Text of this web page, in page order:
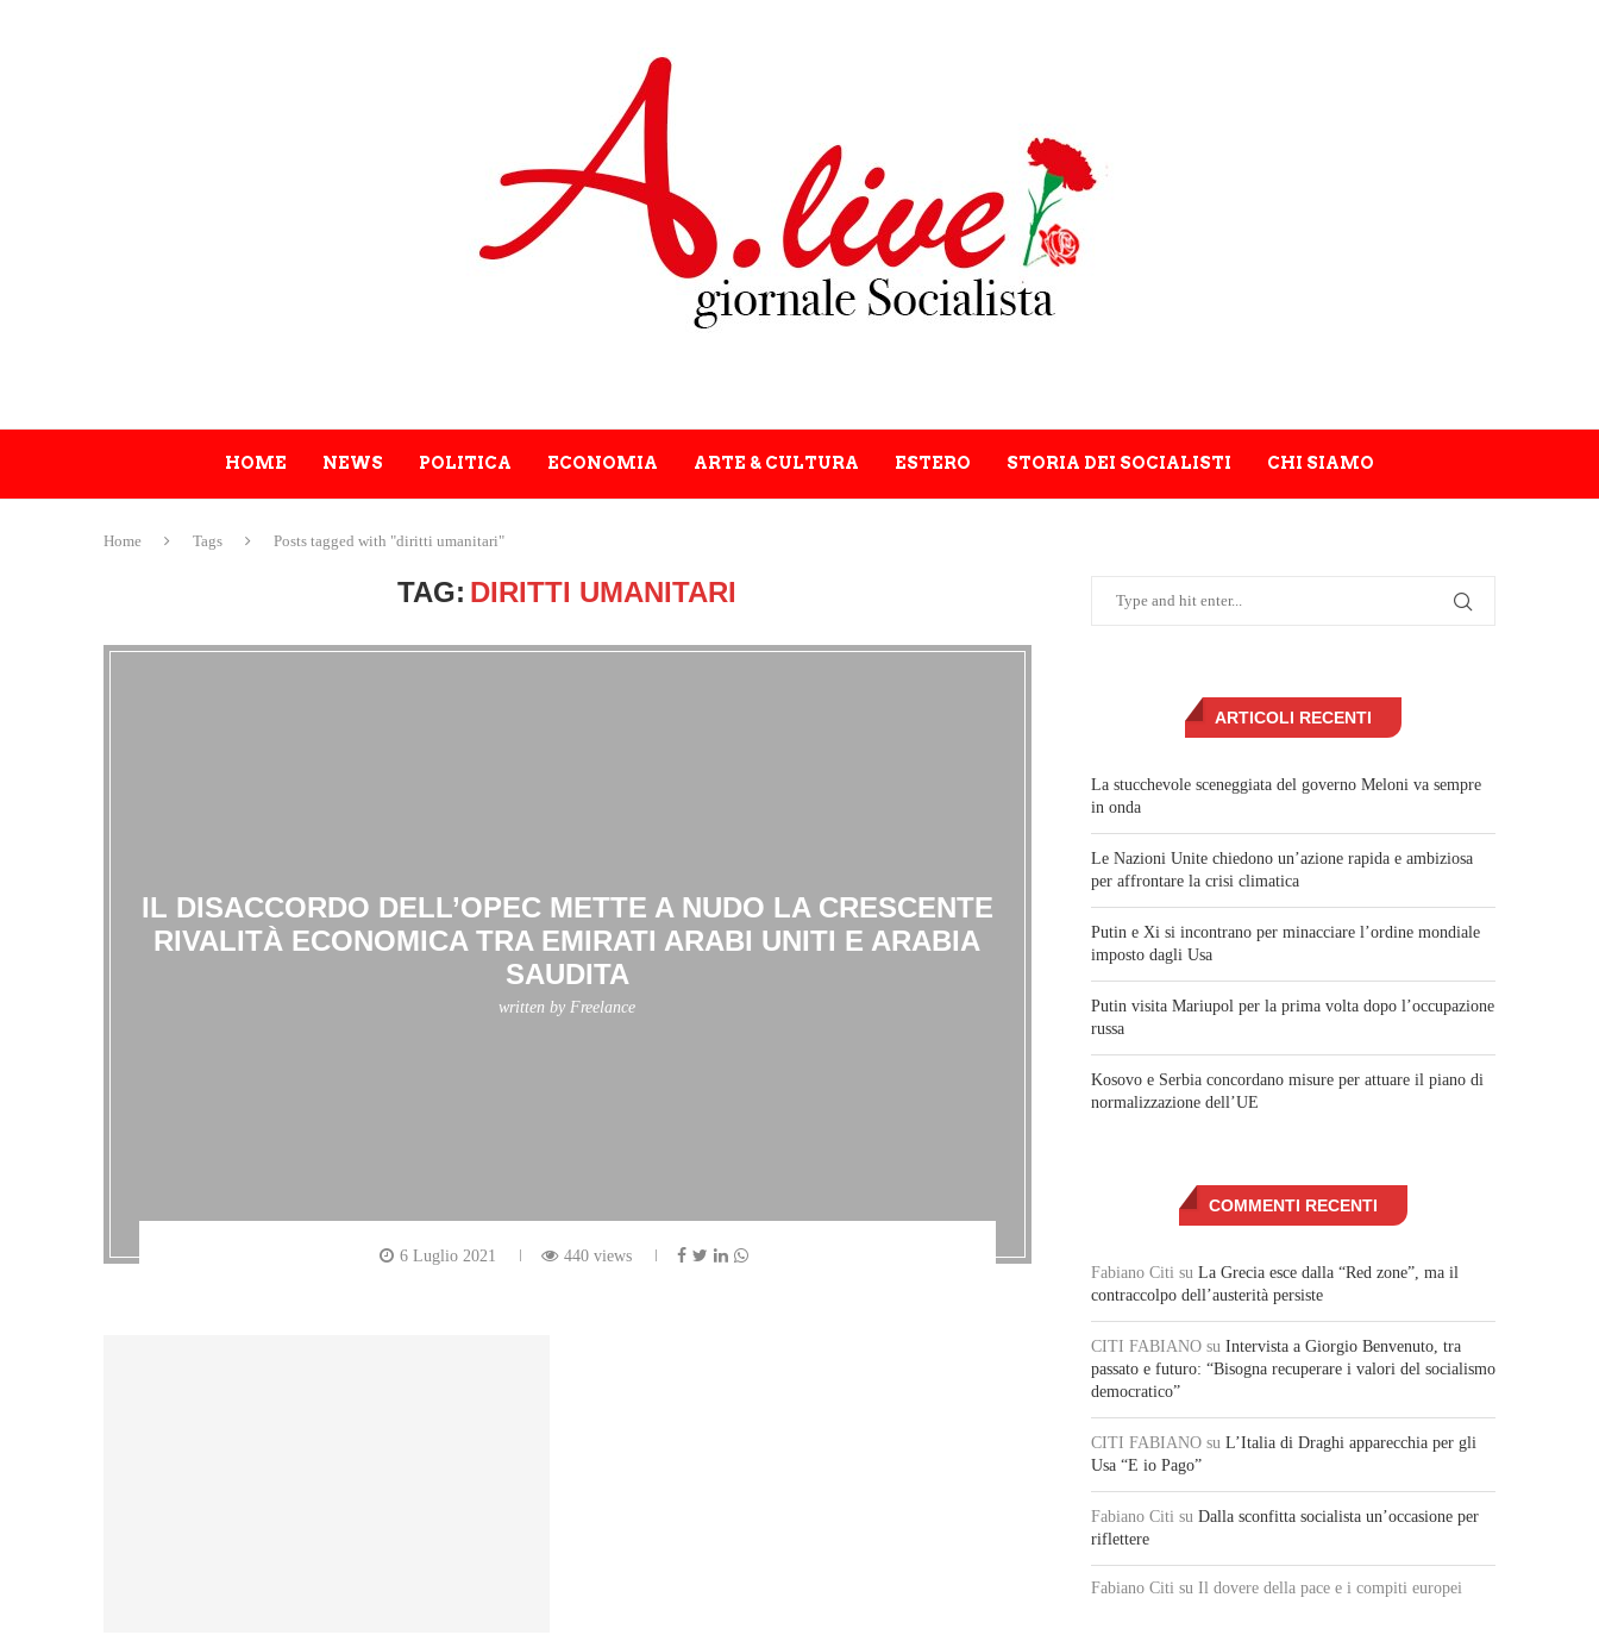
HOME NEWS POLITICA ECONOMIA ARTE & CULTURA ESTERO STORIA DEI SOCIALISTI CHI SIAMO
Home Tags Posts tagged with "diritti umanitari"
TAG: DIRITTI UMANITARI
IL DISACCORDO DELL’OPEC METTE A NUDO LA CRESCENTE
RIVALITÀ ECONOMICA TRA EMIRATI ARABI UNITI E ARABIA
SAUDITA
written by Freelance
6 Luglio 2021 440 views
ARTICOLI RECENTI
La stucchevole sceneggiata del governo Meloni va sempre
in onda
Le Nazioni Unite chiedono un’azione rapida e ambiziosa
per affrontare la crisi climatica
Putin e Xi si incontrano per minacciare l’ordine mondiale
imposto dagli Usa
Putin visita Mariupol per la prima volta dopo l’occupazione
russa
Kosovo e Serbia concordano misure per attuare il piano di
normalizzazione dell’UE
COMMENTI RECENTI
Fabiano Citi su La Grecia esce dalla “Red zone”, ma il
contraccolpo dell’austerità persiste
CITI FABIANO su Intervista a Giorgio Benvenuto, tra
passato e futuro: “Bisogna recuperare i valori del socialismo
democratico”
CITI FABIANO su L’Italia di Draghi apparecchia per gli
Usa “E io Pago”
Fabiano Citi su Dalla sconfitta socialista un’occasione per
riflettere
Fabiano Citi su Il dovere della pace e i compiti europei